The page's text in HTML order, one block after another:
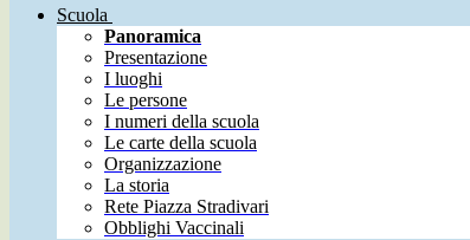
Scuola
Panoramica
Presentazione
I luoghi
Le persone
I numeri della scuola
Le carte della scuola
Organizzazione
La storia
Rete Piazza Stradivari
Obblighi Vaccinali